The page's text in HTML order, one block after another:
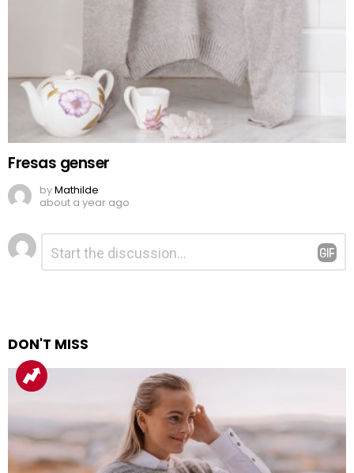
Fresas genser
byMathilde
about a year ago
Legg
igjen
Kommentar
DON'T MISS